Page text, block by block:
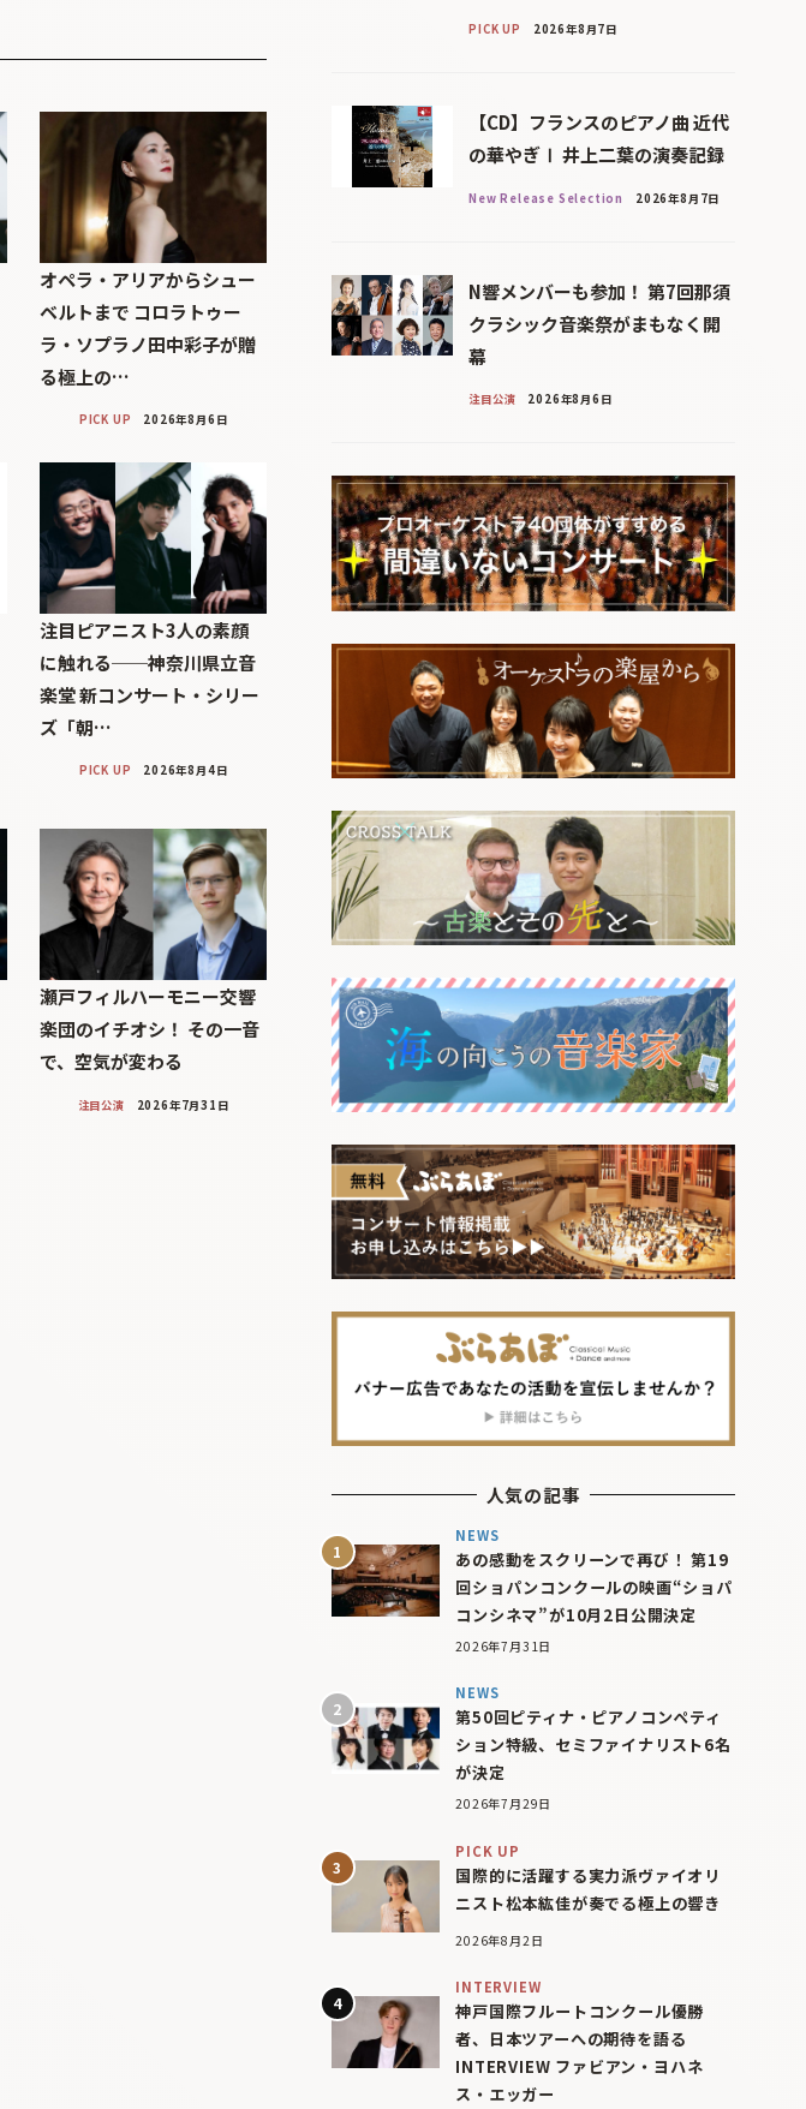
オペラ・アリアからシュー
ベルトまで コロラトゥー
ラ・ソプラノ田中彩子が贈
る極上の…
PICK UP 2026年8月6日
注目ピアニスト3人の素顔
に触れる──神奈川県立音
楽堂 新コンサート・シリー
ズ「朝…
PICK UP 2026年8月4日
瀬戸フィルハーモニー交響
楽団のイチオシ！ その一音
で、空気が変わる
注目公演 2026年7月31日
PICK UP 2026年8月7日
【CD】フランスのピアノ曲 近代
の華やぎⅠ 井上二葉の演奏記録
New Release Selection 2026年8月7日
N響メンバーも参加！ 第7回那須
クラシック音楽祭がまもなく開
幕
注目公演 2026年8月6日
人気の記事
NEWS
あの感動をスクリーンで再び！ 第19
回ショパンコンクールの映画“ショパ
コンシネマ”が10月2日公開決定
2026年7月31日
NEWS
第50回ピティナ・ピアノコンペティ
ション特級、セミファイナリスト6名
が決定
2026年7月29日
PICK UP
国際的に活躍する実力派ヴァイオリ
ニスト松本紘佳が奏でる極上の響き
2026年8月2日
INTERVIEW
神戸国際フルートコンクール優勝
者、日本ツアーへの期待を語る
INTERVIEW ファビアン・ヨハネ
ス・エッガー